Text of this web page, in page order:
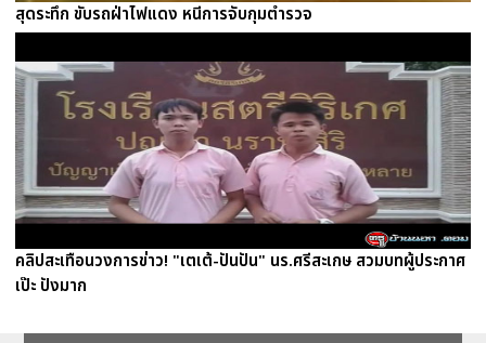
สุดระทึก ขับรถฝ่าไฟแดง หนีการจับกุมตำรวจ
คลิปสะเทือนวงการข่าว! "เตเต้-ปันปัน" นร.ศรีสะเกษ สวมบทผู้ประกาศ
เป๊ะ ปังมาก